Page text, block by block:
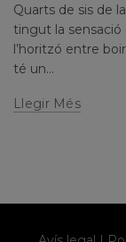
Quarts de sis de
tingut la sensació
l’horitzó entre
té un...
Llegir Més